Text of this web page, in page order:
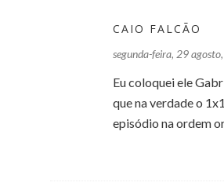
CAIO FALCÃO
segunda-feira, 29
Eu coloquei ele
que na verdade o
episódio na ordem